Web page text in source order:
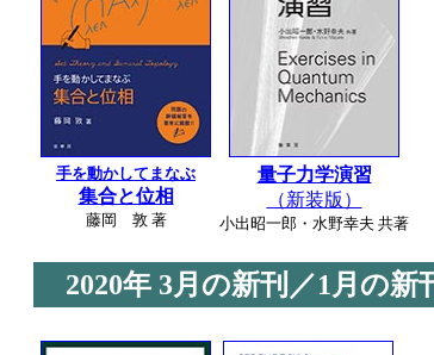
手を動かしてまなぶ
集合と位相
藤岡 敦 著
量子力学演習
（新装版）
小出昭一郎・水野幸夫 共著
2020年 3月の新刊／1月の新